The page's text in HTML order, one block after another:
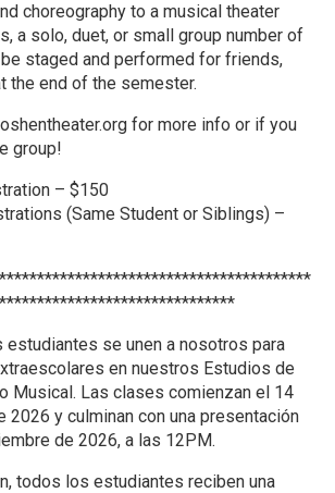
choreography to a musical theater
a solo, duet, or small group number of
staged and performed for friends,
the end of the semester.
for more info or if you
group!
– $150
(Same Student or Siblings) –
estudiantes se unen a nosotros para
en nuestros Estudios de
Musical. Las clases comienzan el 14
2026 y culminan con una presentación
de 2026, a las 12PM.
todos los estudiantes reciben una